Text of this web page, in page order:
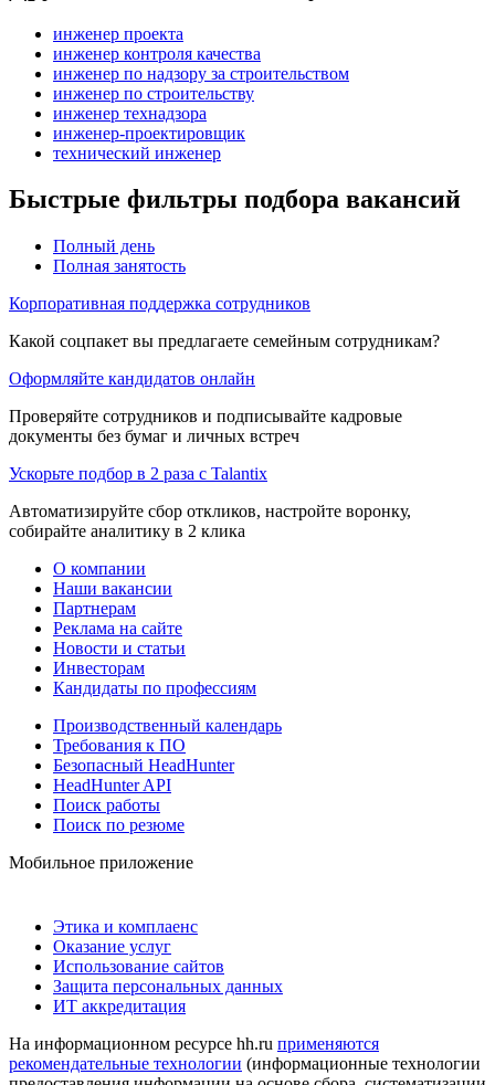
инженер проекта
инженер контроля качества
инженер по надзору за строительством
инженер по строительству
инженер технадзора
инженер-проектировщик
технический инженер
Быстрые фильтры подбора вакансий
Полный день
Полная занятость
Корпоративная поддержка сотрудников
Какой соцпакет вы предлагаете семейным сотрудникам?
Оформляйте кандидатов онлайн
Проверяйте сотрудников и подписывайте кадровые
документы без бумаг и личных встреч
Ускорьте подбор в 2 раза с Talantix
Автоматизируйте сбор откликов, настройте воронку,
собирайте аналитику в 2 клика
О компании
Наши вакансии
Партнерам
Реклама на сайте
Новости и статьи
Инвесторам
Кандидаты по профессиям
Производственный календарь
Требования к ПО
Безопасный HeadHunter
HeadHunter API
Поиск работы
Поиск по резюме
Мобильное приложение
Этика и комплаенс
Оказание услуг
Использование сайтов
Защита персональных данных
ИТ аккредитация
На информационном ресурсе hh.ru применяются
рекомендательные технологии (информационные технологии